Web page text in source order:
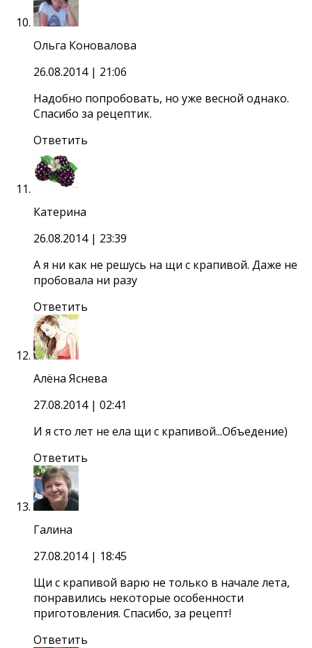
Ольга Коновалова
26.08.2014 | 21:06
Надобно попробовать, но уже весной однако.
Спасибо за рецептик.
Ответить
Катерина
26.08.2014 | 23:39
А я ни как не решусь на щи с крапивой. Даже не
пробовала ни разу
Ответить
Алёна Яснева
27.08.2014 | 02:41
И я сто лет не ела щи с крапивой...Объедение)
Ответить
Галина
27.08.2014 | 18:45
Щи с крапивой варю не только в начале лета,
понравились некоторые особенности
приготовления. Спасибо, за рецепт!
Ответить